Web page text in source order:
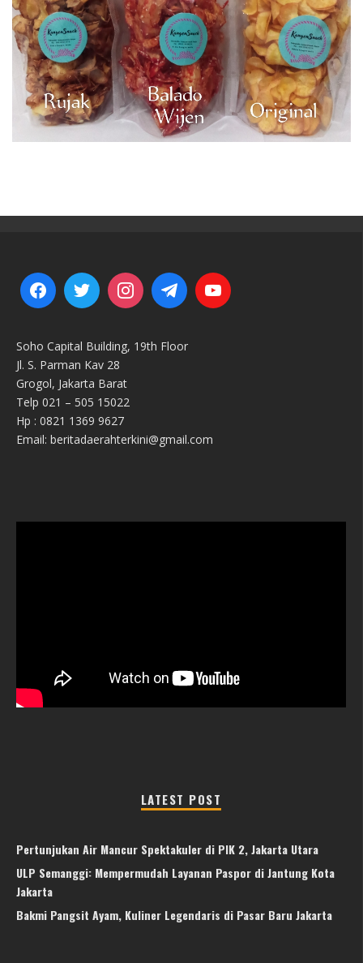
Soho Capital Building, 19th Floor
Jl. S. Parman Kav 28
Grogol, Jakarta Barat
Telp 021 – 505 15022
Hp : 0821 1369 9627
Email: beritadaerahterkini@gmail.com
LATEST POST
Pertunjukan Air Mancur Spektakuler di PIK 2, Jakarta Utara
ULP Semanggi: Mempermudah Layanan Paspor di Jantung Kota
Jakarta
Bakmi Pangsit Ayam, Kuliner Legendaris di Pasar Baru Jakarta